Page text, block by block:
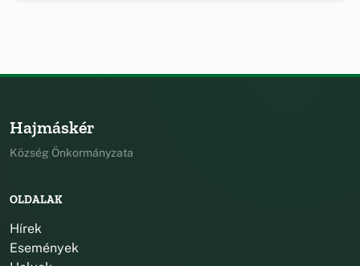
Hajmáskér
Község Önkormányzata
OLDALAK
Hírek
Események